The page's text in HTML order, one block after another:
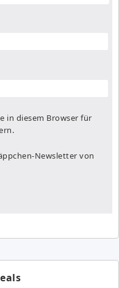
in diesem Browser für
Newsletter von